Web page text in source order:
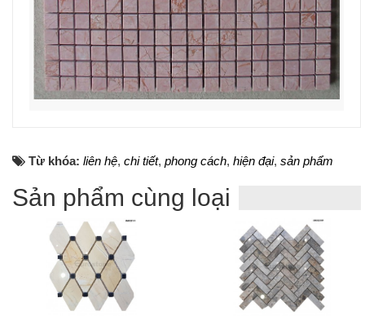
Từ khóa: liên hệ, chi tiết, phong cách, hiện đại, sản phẩm
Sản phẩm cùng loại